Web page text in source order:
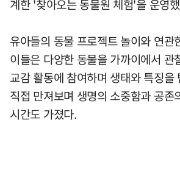
계한 '찾아오는 동물원 체험'을 운영
유아들의 동물 프로젝트 놀이와 연관
이들은 다양한 동물을 가까이에서 관
교감 활동에 참여하며 생태와 특징을
직접 만져보며 생명의 소중함과 공존
시간도 가졌다.